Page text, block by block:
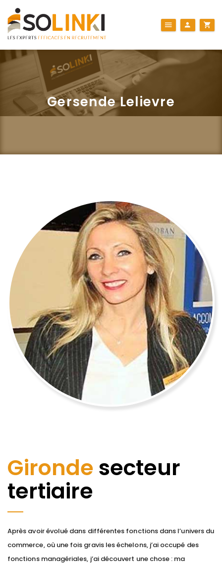
Gersende Lelievre
Gironde secteur
tertiaire
Après avoir évolué dans différentes fonctions dans l’univers du
commerce, où une fois gravis les échelons, j’ai occupé des
fonctions managériales, j’ai découvert une chose : ma